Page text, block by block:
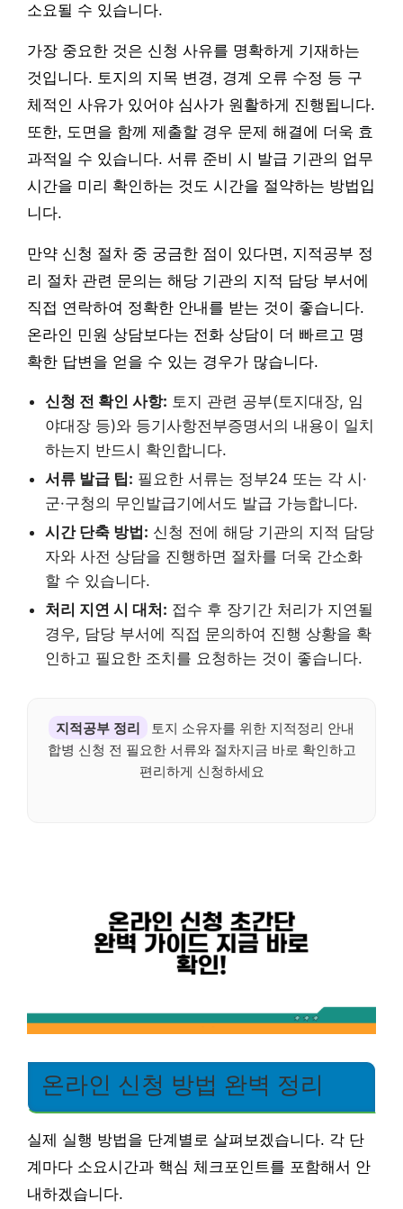
소요될 수 있습니다.
가장 중요한 것은 신청 사유를 명확하게 기재하는
것입니다. 토지의 지목 변경, 경계 오류 수정 등 구
체적인 사유가 있어야 심사가 원활하게 진행됩니다.
또한, 도면을 함께 제출할 경우 문제 해결에 더욱 효
과적일 수 있습니다. 서류 준비 시 발급 기관의 업무
시간을 미리 확인하는 것도 시간을 절약하는 방법입
니다.
만약 신청 절차 중 궁금한 점이 있다면, 지적공부 정
리 절차 관련 문의는 해당 기관의 지적 담당 부서에
직접 연락하여 정확한 안내를 받는 것이 좋습니다.
온라인 민원 상담보다는 전화 상담이 더 빠르고 명
확한 답변을 얻을 수 있는 경우가 많습니다.
신청 전 확인 사항: 토지 관련 공부(토지대장, 임
야대장 등)와 등기사항전부증명서의 내용이 일치
하는지 반드시 확인합니다.
서류 발급 팁: 필요한 서류는 정부24 또는 각 시·
군·구청의 무인발급기에서도 발급 가능합니다.
시간 단축 방법: 신청 전에 해당 기관의 지적 담당
자와 사전 상담을 진행하면 절차를 더욱 간소화
할 수 있습니다.
처리 지연 시 대처: 접수 후 장기간 처리가 지연될
경우, 담당 부서에 직접 문의하여 진행 상황을 확
인하고 필요한 조치를 요청하는 것이 좋습니다.
지적공부 정리
토지 소유자를 위한 지적정리 안내
합병 신청 전 필요한 서류와 절차지금 바로 확인하고
편리하게 신청하세요
온라인 신청 방법 완벽 정리
실제 실행 방법을 단계별로 살펴보겠습니다. 각 단
계마다 소요시간과 핵심 체크포인트를 포함해서 안
내하겠습니다.